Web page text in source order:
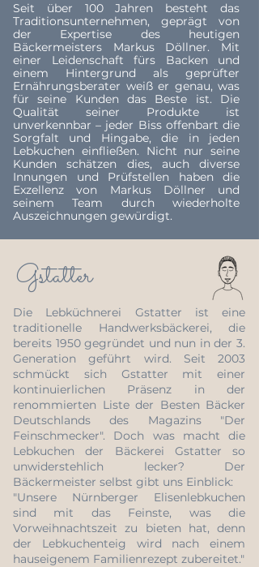
Seit über 100 Jahren besteht das
Traditionsunternehmen, geprägt von
der Expertise des heutigen
Bäckermeisters Markus Döllner. Mit
einer Leidenschaft fürs Backen und
einem Hintergrund als geprüfter
Ernährungsberater weiß er genau, was
für seine Kunden das Beste ist. Die
Qualität seiner Produkte ist
unverkennbar – jeder Biss offenbart die
Sorgfalt und Hingabe, die in jeden
Lebkuchen einfließen. Nicht nur seine
Kunden schätzen dies, auch diverse
Innungen und Prüfstellen haben die
Exzellenz von Markus Döllner und
seinem Team durch wiederholte
Auszeichnungen gewürdigt.
Gstatter
Die Lebküchnerei Gstatter ist eine
traditionelle Handwerksbäckerei, die
bereits 1950 gegründet und nun in der 3.
Generation geführt wird. Seit 2003
schmückt sich Gstatter mit einer
kontinuierlichen Präsenz in der
renommierten Liste der Besten Bäcker
Deutschlands des Magazins "Der
Feinschmecker". Doch was macht die
Lebkuchen der Bäckerei Gstatter so
unwiderstehlich lecker? Der
Bäckermeister selbst gibt uns Einblick:
"Unsere Nürnberger Elisenlebkuchen
sind mit das Feinste, was die
Vorweihnachtszeit zu bieten hat, denn
der Lebkuchenteig wird nach einem
hauseigenem Familienrezept zubereitet."